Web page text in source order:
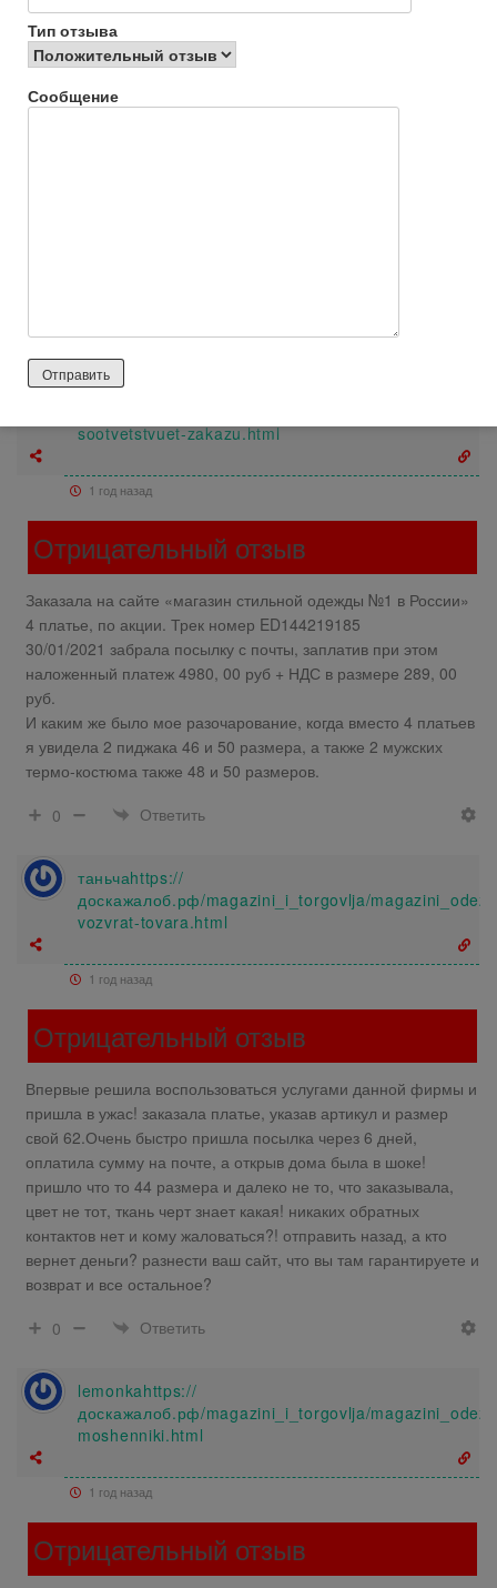
Галина
1 год назад
Elena_1960https://
sootvetstvuet-zakazu.html
1 год назад
Отрицательный отзыв
Заказала на сайте «магазин стильной одежды №1 в России»
4 платье, по акции. Трек номер ED144219185
30/01/2021 забрала посылку с почты, заплатив при этом
наложенный платеж 4980, 00 руб + НДС в размере 289, 00
руб.
И каким же было мое разочарование, когда вместо 4 платьев
я увидела 2 пиджака 46 и 50 размера, а также 2 мужских
термо-костюма также 48 и 50 размеров.
0
Ответить
таньчаhttps://
доскажалоб.рф/magazini_i_torgovlja/
vozvrat-tovara.html
1 год назад
Отрицательный отзыв
Впервые решила воспользоваться услугами данной фирмы и
пришла в ужас! заказала платье, указав артикул и размер
свой 62.Очень быстро пришла посылка через 6 дней,
оплатила сумму на почте, а открыв дома была в шоке!
пришло что то 44 размера и далеко не то, что заказывала,
цвет не тот, ткань черт знает какая! никаких обратных
контактов нет и кому жаловаться?! отправить назад, а кто
вернет деньги? разнести ваш сайт, что вы там гарантируете и
возврат и все остальное?
0
Ответить
lemonkahttps://
доскажалоб.рф/magazini_i_torgovlja/
moshenniki.html
1 год назад
Отрицательный отзыв
Тип отзыва
Сообщение